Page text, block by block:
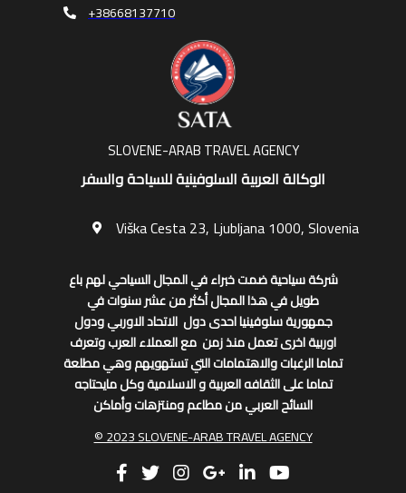
+38668137710
SLOVENE-ARAB TRAVEL AGENCY
الوكالة العربية السلوفينية للسياحة والسفر
Viška Cesta 23, Ljubljana 1000, Slovenia
شركة سياحية ضمت خبراء في المجال السياحي لهم باع
طويل في هذا المجال أكثر من عشر سنوات في
جمهورية سلوفينيا احدى دول الاتحاد الاوربي ودول
اوربية اخرى تعمل منذ زمن مع العملاء العرب وتعرف
تماما الرغبات والاهتمامات التي تستهويهم وهي مطلعة
تماما على الثقافه العربية و الاسلامية وكل مايحتاجه
السائح العربي من مطاعم ومنتزهات وأماكن
© 2023 SLOVENE-ARAB TRAVEL AGENCY